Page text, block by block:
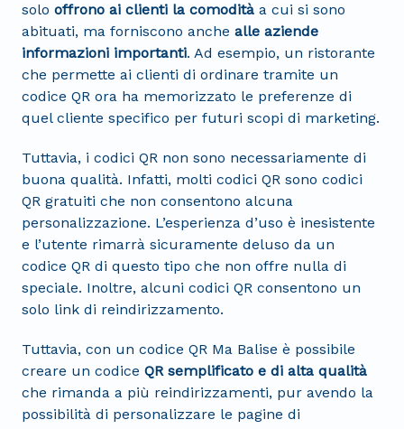
solo offrono ai clienti la comodità a cui si sono
abituati, ma forniscono anche alle aziende
informazioni importanti. Ad esempio, un ristorante
che permette ai clienti di ordinare tramite un
codice QR ora ha memorizzato le preferenze di
quel cliente specifico per futuri scopi di marketing.
Tuttavia, i codici QR non sono necessariamente di
buona qualità. Infatti, molti codici QR sono codici
QR gratuiti che non consentono alcuna
personalizzazione. L’esperienza d’uso è inesistente
e l’utente rimarrà sicuramente deluso da un
codice QR di questo tipo che non offre nulla di
speciale. Inoltre, alcuni codici QR consentono un
solo link di reindirizzamento.
Tuttavia, con un codice QR Ma Balise è possibile
creare un codice QR semplificato e di alta qualità
che rimanda a più reindirizzamenti, pur avendo la
possibilità di personalizzare le pagine di